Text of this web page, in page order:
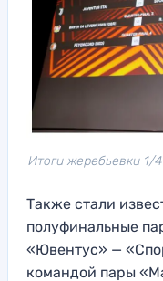
Итоги жеребьевки 1/
Также стали
полуфинальные
«Ювентус» —
командой пары